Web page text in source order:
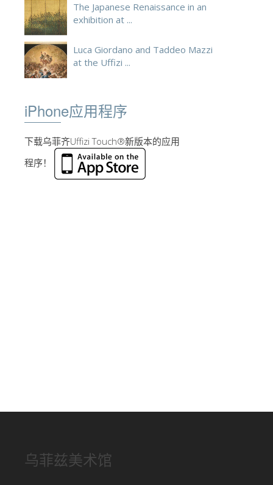
The Japanese Renaissance in an
exhibition at ...
Luca Giordano and Taddeo Mazzi
at the Uffizi ...
iPhone应用程序
下载乌菲齐Uffizi Touch®新版本的应用
程序！
乌菲兹美术馆